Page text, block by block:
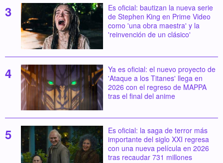
Es oficial: bautizan la nueva serie
de Stephen King en Prime Video
como 'una obra maestra' y la
'reinvención de un clásico'
Ya es oficial: el nuevo proyecto de
'Ataque a los Titanes' llega en
2026 con el regreso de MAPPA
tras el final del anime
Es oficial: la saga de terror más
importante del siglo XXI regresa
con una nueva película en 2026
tras recaudar 731 millones